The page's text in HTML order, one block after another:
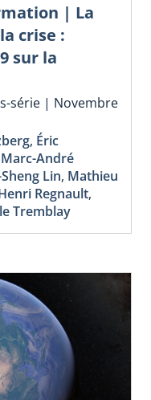
| La
crise :
sur la
série | Novembre
, Éric
Marc-André
Lin, Mathieu
Regnault,
Tremblay